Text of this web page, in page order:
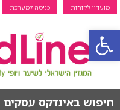
פתח סרגל נגישות
מועדון לקוחות כניסה למערכת
חיפוש באינדקס עסקים